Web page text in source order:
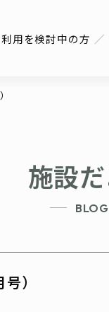
用を検討中の方
施設
BLOG
）